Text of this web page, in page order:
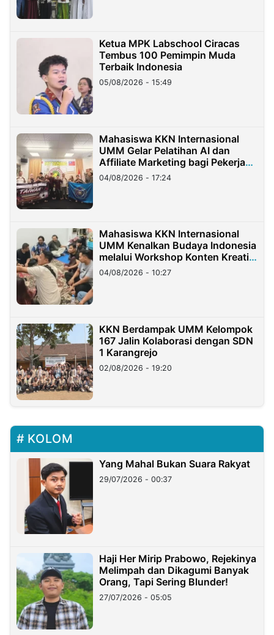
Ketua MPK Labschool Ciracas
Tembus 100 Pemimpin Muda
Terbaik Indonesia
05/08/2026 - 15:49
Mahasiswa KKN Internasional
UMM Gelar Pelatihan AI dan
Affiliate Marketing bagi Pekerja
Migran Indonesia di Taiwan
04/08/2026 - 17:24
Mahasiswa KKN Internasional
UMM Kenalkan Budaya Indonesia
melalui Workshop Konten Kreatif
di Taiwan
04/08/2026 - 10:27
KKN Berdampak UMM Kelompok
167 Jalin Kolaborasi dengan SDN
1 Karangrejo
02/08/2026 - 19:20
KOLOM
Yang Mahal Bukan Suara Rakyat
29/07/2026 - 00:37
Haji Her Mirip Prabowo, Rejekinya
Melimpah dan Dikagumi Banyak
Orang, Tapi Sering Blunder!
27/07/2026 - 05:05